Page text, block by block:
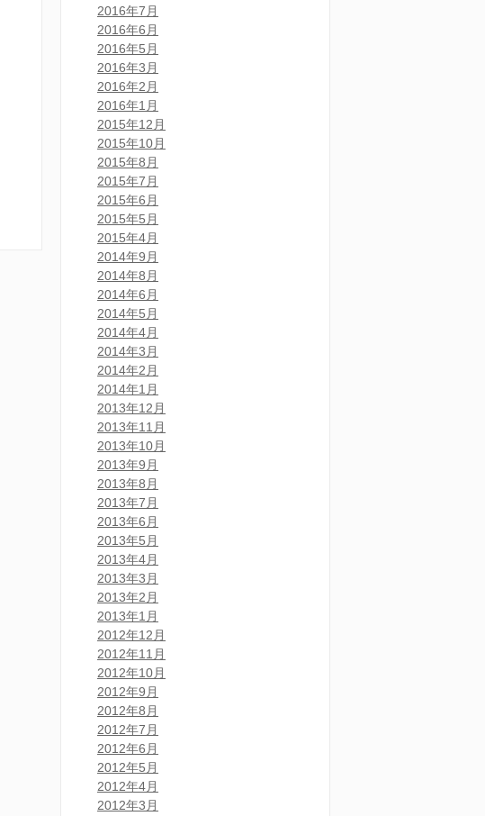
2016年7月
2016年6月
2016年5月
2016年3月
2016年2月
2016年1月
2015年12月
2015年10月
2015年8月
2015年7月
2015年6月
2015年5月
2015年4月
2014年9月
2014年8月
2014年6月
2014年5月
2014年4月
2014年3月
2014年2月
2014年1月
2013年12月
2013年11月
2013年10月
2013年9月
2013年8月
2013年7月
2013年6月
2013年5月
2013年4月
2013年3月
2013年2月
2013年1月
2012年12月
2012年11月
2012年10月
2012年9月
2012年8月
2012年7月
2012年6月
2012年5月
2012年4月
2012年3月